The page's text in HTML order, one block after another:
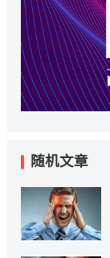
随机文章